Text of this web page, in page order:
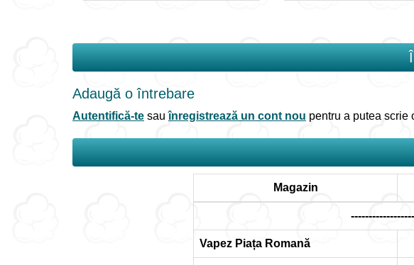
Adaugă o întrebare
Autentifică-te sauînregistrează un cont nou pentru a putea scrie
Magazin
Vapez Piața Romană